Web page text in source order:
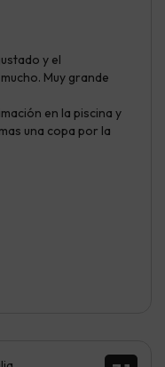
y el
Muy grande
en la piscina y
una copa por la